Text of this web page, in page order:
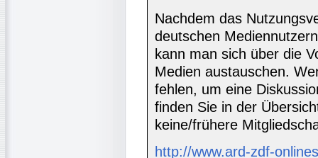
Nachdem das
deutschen
kann man sich über die
Medien austauschen.
fehlen, um eine
finden Sie in der
keine/frühere
http://www.ard-zdf-